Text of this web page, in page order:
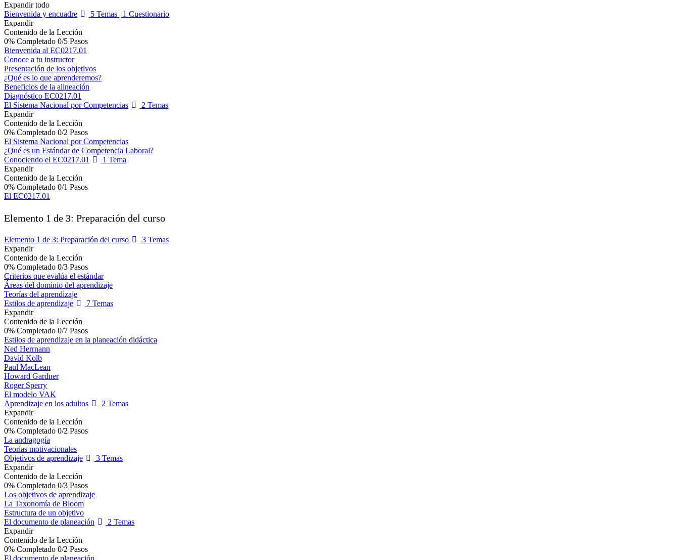
Expandir todo
Bienvenida y encuadre
5 Temas | 1 Cuestionario
Expandir
Contenido de la Lección
0% Completado 0/5 Pasos
Bienvenida al EC0217.01
Conoce a tu instructor
Presentación de los objetivos
¿Qué es lo que aprenderemos?
Beneficios de la alineación
Diagnóstico EC0217.01
El Sistema Nacional por Competencias
2 Temas
Expandir
Contenido de la Lección
0% Completado 0/2 Pasos
El Sistema Nacional por Competencias
¿Qué es un Estándar de Competencia Laboral?
Conociendo el EC0217.01
1 Tema
Expandir
Contenido de la Lección
0% Completado 0/1 Pasos
El EC0217.01
Elemento 1 de 3: Preparación del curso
Elemento 1 de 3: Preparación del curso
3 Temas
Expandir
Contenido de la Lección
0% Completado 0/3 Pasos
Criterios que evalúa el estándar
Áreas del dominio del aprendizaje
Teorías del aprendizaje
Estilos de aprendizaje
7 Temas
Expandir
Contenido de la Lección
0% Completado 0/7 Pasos
Estilos de aprendizaje en la planeación didáctica
Ned Herrnann
David Kolb
Paul MacLean
Howard Gardner
Roger Sperry
El modelo VAK
Aprendizaje en los adultos
2 Temas
Expandir
Contenido de la Lección
0% Completado 0/2 Pasos
La andragogía
Teorías motivacionales
Objetivos de aprendizaje
3 Temas
Expandir
Contenido de la Lección
0% Completado 0/3 Pasos
Los objetivos de aprendizaje
La Taxonomía de Bloom
Estructura de un objetivo
El documento de planeación
2 Temas
Expandir
Contenido de la Lección
0% Completado 0/2 Pasos